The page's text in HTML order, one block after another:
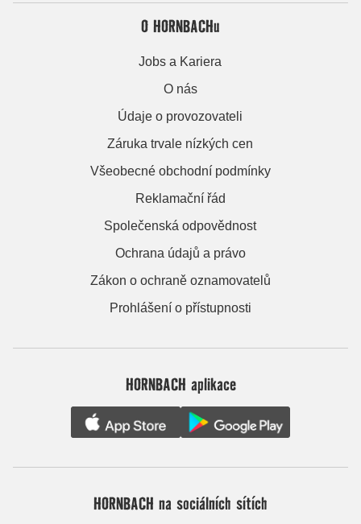
O HORNBACHu
Jobs a Kariera
O nás
Údaje o provozovateli
Záruka trvale nízkých cen
Všeobecné obchodní podmínky
Reklamační řád
Společenská odpovědnost
Ochrana údajů a právo
Zákon o ochraně oznamovatelů
Prohlášení o přístupnosti
HORNBACH aplikace
HORNBACH na sociálních sítích